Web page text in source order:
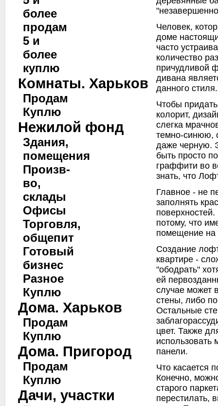
более
продам
5 и
более
куплю
Комнаты. Харьков
Продам
Куплю
Нежилой фонд
Здания,
помещения
Произв-
во,
склады
Офисы
Торговля,
общепит
Готовый
бизнес
Разное
Куплю
Дома. Харьков
Продам
Куплю
Дома. Пригород
Продам
Куплю
Дачи, участки
Человек,
доме
часто
количество
причудливой
дивана
данного стиля.
Чтобы
колорит,
слегка
темно-синюю,
даже черную.
быть просто
граффити во
знать, что
Главное - не
заполнять
потому, что
помещение на
Создание
квартире -
"ободрать"
ей
случае может
стены, либо
Остальные
цвет. Также
использовать
панели.
Что касается
Конечно,
старого
перестилать,